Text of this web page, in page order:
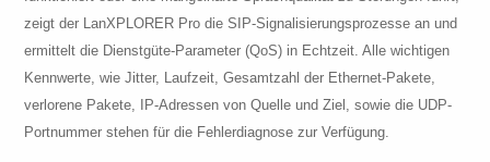
zeigt der LanXPLORER Pro die SIP-Signalisierungsprozesse an und
ermittelt die Dienstgüte-Parameter (QoS) in Echtzeit. Alle wichtigen
Kennwerte, wie Jitter, Laufzeit, Gesamtzahl der Ethernet-Pakete,
verlorene Pakete, IP-Adressen von Quelle und Ziel, sowie die UDP-
Portnummer stehen für die Fehlerdiagnose zur Verfügung.